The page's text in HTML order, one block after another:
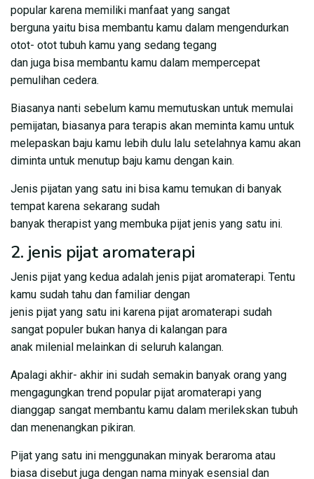
popular karena memiliki manfaat yang sangat
berguna yaitu bisa membantu kamu dalam mengendurkan
otot- otot tubuh kamu yang sedang tegang
dan juga bisa membantu kamu dalam mempercepat
pemulihan cedera.
Biasanya nanti sebelum kamu memutuskan untuk memulai
pemijatan, biasanya para terapis akan meminta kamu untuk
melepaskan baju kamu lebih dulu lalu setelahnya kamu akan
diminta untuk menutup baju kamu dengan kain.
Jenis pijatan yang satu ini bisa kamu temukan di banyak
tempat karena sekarang sudah
banyak therapist yang membuka pijat jenis yang satu ini.
2. jenis pijat aromaterapi
Jenis pijat yang kedua adalah jenis pijat aromaterapi. Tentu
kamu sudah tahu dan familiar dengan
jenis pijat yang satu ini karena pijat aromaterapi sudah
sangat populer bukan hanya di kalangan para
anak milenial melainkan di seluruh kalangan.
Apalagi akhir- akhir ini sudah semakin banyak orang yang
mengagungkan trend popular pijat aromaterapi yang
dianggap sangat membantu kamu dalam merilekskan tubuh
dan menenangkan pikiran.
Pijat yang satu ini menggunakan minyak beraroma atau
biasa disebut juga dengan nama minyak esensial dan